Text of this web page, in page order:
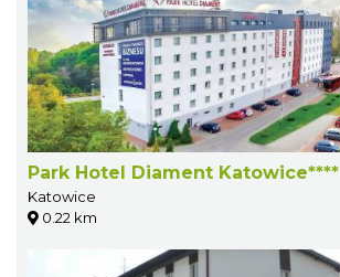
Park Hotel Diament Katowice****
Katowice
0.22 km